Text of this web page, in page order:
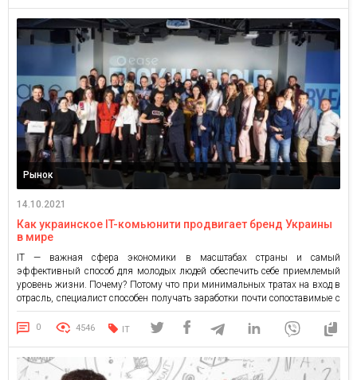
Рынок
14.10.2021
Как украинское IT-комьюнити продвигает бренд Украины
в мире
IT — важная сфера экономики в масштабах страны и самый
эффективный способ для молодых людей обеспечить себе приемлемый
уровень жизни. Почему? Потому что при минимальных тратах на вход в
отрасль, специалист способен получать заработки почти сопоставимые с
западными. Потенциал IT-рынка Украины В 2020 году экспорт ИТ-услуг
Украины вырос на 20% и впервые превысил $ 5 […]
0 4546 IT